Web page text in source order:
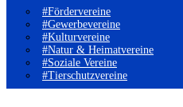
#Fördervereine
#Gewerbevereine
#Kulturvereine
#Natur & Heimatvereine
#Soziale Vereine
#Tierschutzvereine